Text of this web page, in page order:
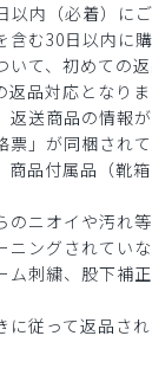
以内（必着）に
む30日以内に
いて、初めての
品対応となりま
返送商品の情報
票」が同梱されて
商品付属品（靴
のニオイや汚れ
ニングされてい
ム刺繍、股下補
に従って返品さ